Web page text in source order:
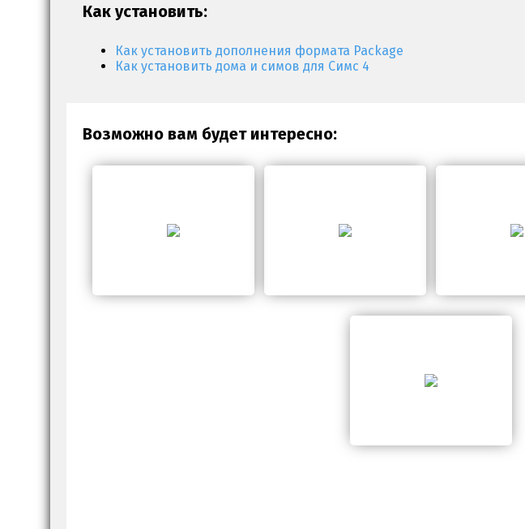
Как установить:
Как установить дополнения формата Package
Как установить дома и симов для Симс 4
Возможно вам будет интересно: